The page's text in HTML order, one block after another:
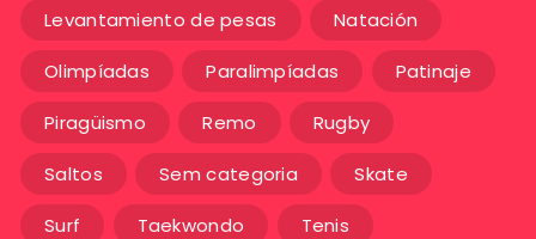
Levantamiento de pesas Natación
Olimpíadas Paralimpíadas Patinaje
Piragüismo Remo Rugby
Saltos Sem categoria Skate
Surf Taekwondo Tenis